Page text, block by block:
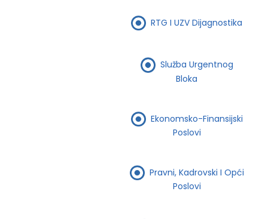
RTG I UZV Dijagnostika
Služba Urgentnog
Bloka
Ekonomsko-Finansijski
Poslovi
Pravni, Kadrovski I Opći
Poslovi